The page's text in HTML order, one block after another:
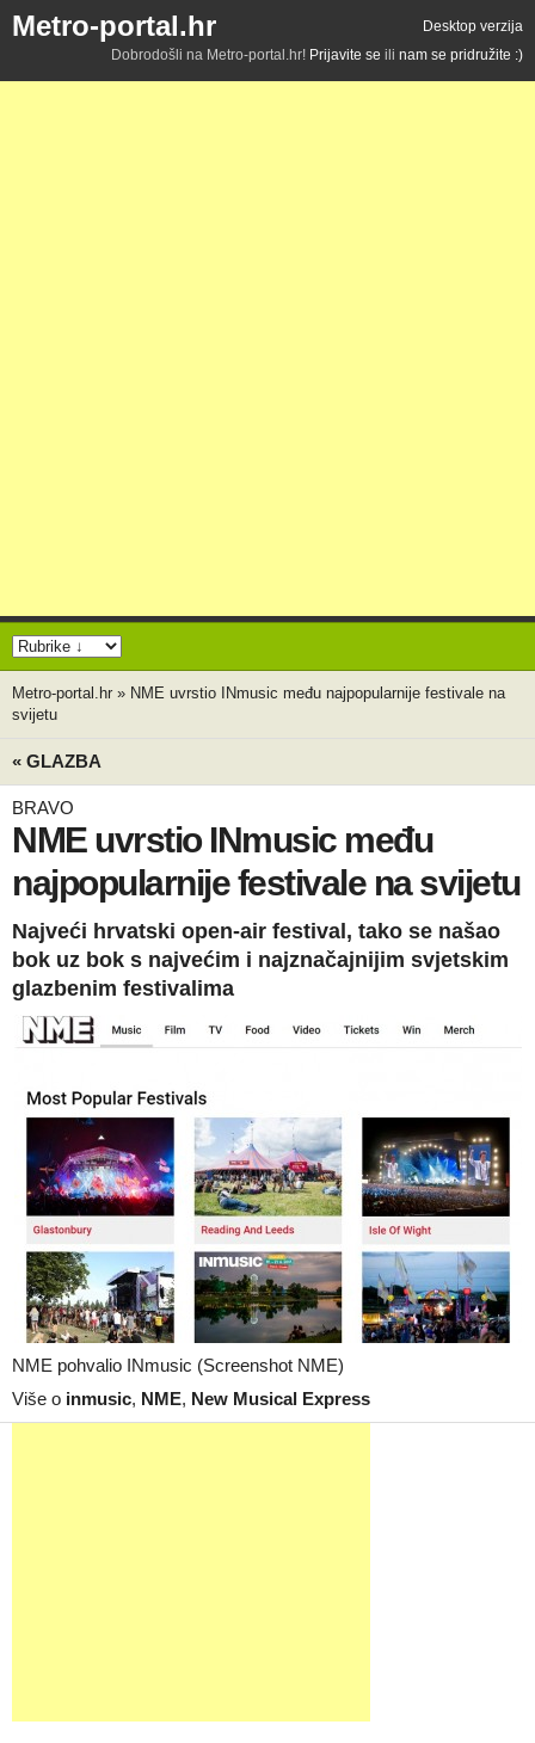
Metro-portal.hr
Desktop verzija
Dobrodošli na Metro-portal.hr! Prijavite se ili nam se pridružite :)
Metro-portal.hr » NME uvrstio INmusic među najpopularnije festivale na
svijetu
« GLAZBA
BRAVO
NME uvrstio INmusic među
najpopularnije festivale na svijetu
Najveći hrvatski open-air festival, tako se našao
bok uz bok s najvećim i najznačajnijim svjetskim
glazbenim festivalima
NME pohvalio INmusic (Screenshot NME)
Više o inmusic, NME, New Musical Express